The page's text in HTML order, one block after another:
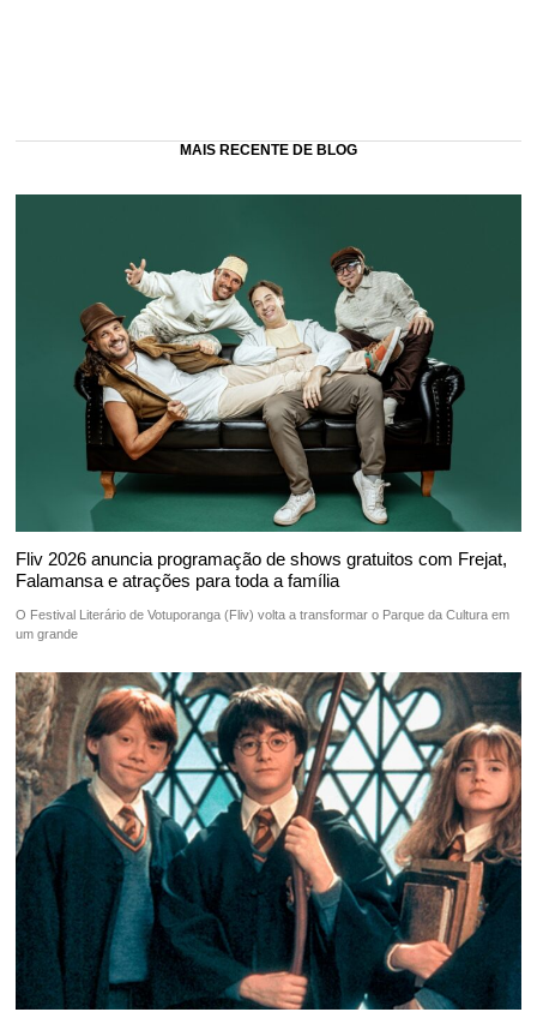
MAIS RECENTE DE BLOG
Fliv 2026 anuncia programação de shows gratuitos com Frejat,
Falamansa e atrações para toda a família
O Festival Literário de Votuporanga (Fliv) volta a transformar o Parque da Cultura em
um grande